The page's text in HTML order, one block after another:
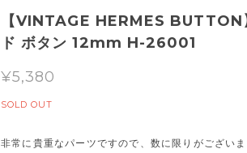
【VINTAGE HERMES BUTTON
ド ボタン 12mm H-26001
¥5,380
SOLD OUT
非常に貴重なパーツですので、数に限りがございま